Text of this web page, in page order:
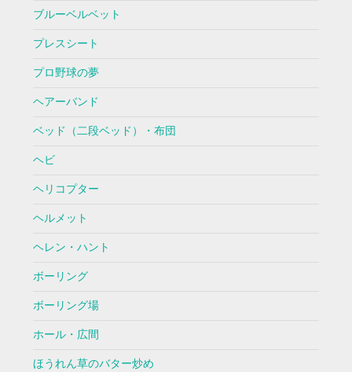
ブルーベルベット
プレスシート
プロ野球の夢
ヘアーバンド
ベッド（二段ベッド）・布団
ヘビ
ヘリコプター
ヘルメット
ヘレン・ハント
ボーリング
ボーリング場
ホール・広間
ほうれん草のバター炒め